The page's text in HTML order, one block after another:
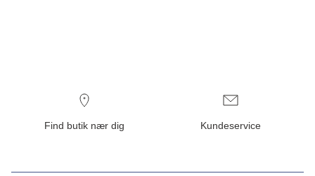
Find butik nær dig Kundeservice